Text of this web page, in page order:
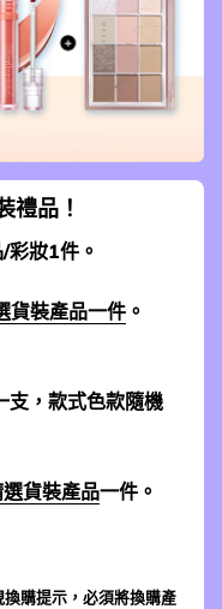
禮品！
妝1件。
貨裝產品一件 。
，款式色款隨機
貨裝產品一件。
換購提示，必須將換購產